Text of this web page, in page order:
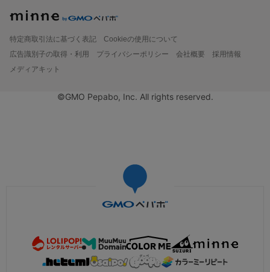
特定商取引法に基づく表記
Cookieの使用について
広告識別子の取得・利用
プライバシーポリシー 会社概要
採用情報
メディアキット
©GMO Pepabo, Inc. All rights reserved.